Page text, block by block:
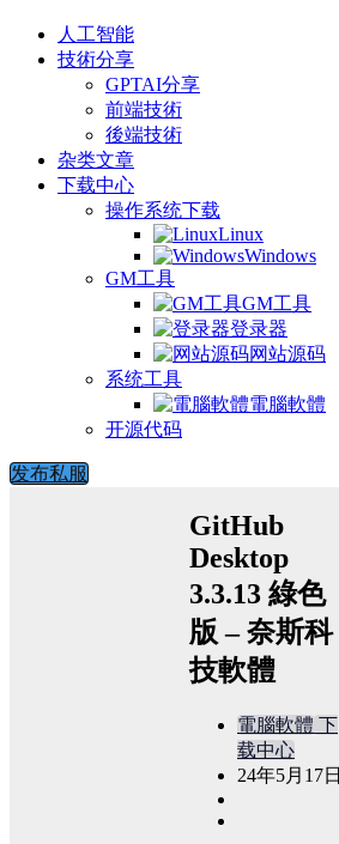
人工智能
技術分享
GPTAI分享
前端技術
後端技術
杂类文章
下载中心
操作系统下载
Linux
Windows
GM工具
GM工具
登录器
网站源码
系统工具
電腦軟體
开源代码
发布私服
GitHub
Desktop
3.3.13 綠色
版 – 奈斯科
技軟體
電腦軟體 下
载中心
24年5月17日